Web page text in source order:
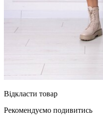
Відкласти товар
Рекомендуємо подивитись